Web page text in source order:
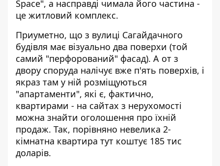
Space", а насправді чимала його частина -
це житловий комплекс.
Приуметно, що з вулиці Сагайдачного
будівля має візуально два поверхи (той
самий "перфорований" фасад). А от з
двору споруда налічує вже п'ять поверхів, і
якраз там у ній розміщуються
"апартаменти", які є, фактично,
квартирами - на сайтах з нерухомості
можна знайти оголошення про їхній
продаж. Так, порівняно невелика 2-
кімнатна квартира тут коштує 185 тис
доларів.